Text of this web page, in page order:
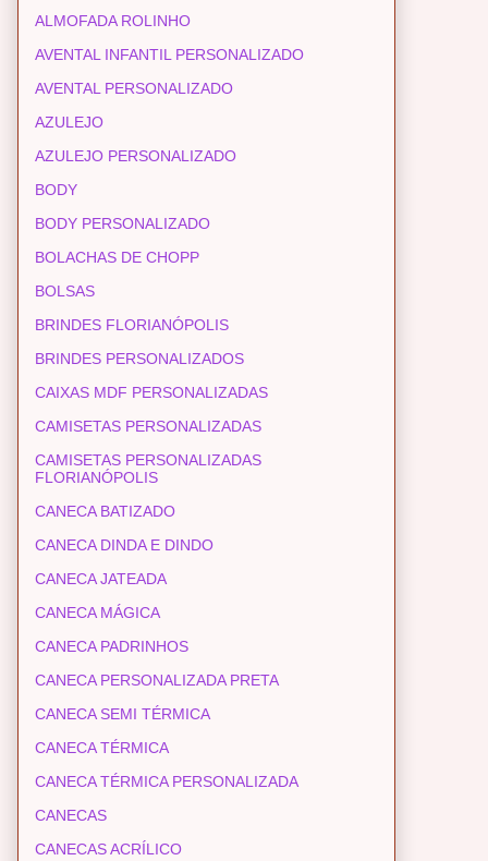
ALMOFADA ROLINHO
AVENTAL INFANTIL PERSONALIZADO
AVENTAL PERSONALIZADO
AZULEJO
AZULEJO PERSONALIZADO
BODY
BODY PERSONALIZADO
BOLACHAS DE CHOPP
BOLSAS
BRINDES FLORIANÓPOLIS
BRINDES PERSONALIZADOS
CAIXAS MDF PERSONALIZADAS
CAMISETAS PERSONALIZADAS
CAMISETAS PERSONALIZADAS
FLORIANÓPOLIS
CANECA BATIZADO
CANECA DINDA E DINDO
CANECA JATEADA
CANECA MÁGICA
CANECA PADRINHOS
CANECA PERSONALIZADA PRETA
CANECA SEMI TÉRMICA
CANECA TÉRMICA
CANECA TÉRMICA PERSONALIZADA
CANECAS
CANECAS ACRÍLICO